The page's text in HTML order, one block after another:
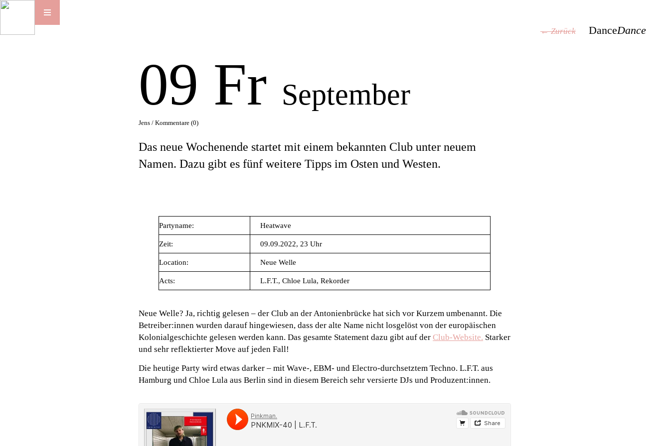
← Zurück DanceDance
09 Fr September
Jens /Kommentare (0)
Das neue Wochenende startet mit einem bekannten Club unter neuem
Namen. Dazu gibt es fünf weitere Tipps im Osten und Westen.
Partyname: Heatwave
Zeit: 09.09.2022, 23 Uhr
Location: Neue Welle
Acts: L.F.T., Chloe Lula, Rekorder
Neue Welle? Ja, richtig gelesen – der Club an der Antonienbrücke hat sich vor Kurzem umbenannt. Die
Betreiber:innen wurden darauf hingewiesen, dass der alte Name nicht losgelöst von der europäischen
Kolonialgeschichte gelesen werden kann. Das gesamte Statement dazu gibt auf derClub-Website. Starker
und sehr reflektierter Move auf jeden Fall!
Die heutige Party wird etwas darker – mit Wave-, EBM- und Electro-durchsetztem Techno. L.F.T. aus
Hamburg und Chloe Lula aus Berlin sind in diesem Bereich sehr versierte DJs und Produzent:innen.